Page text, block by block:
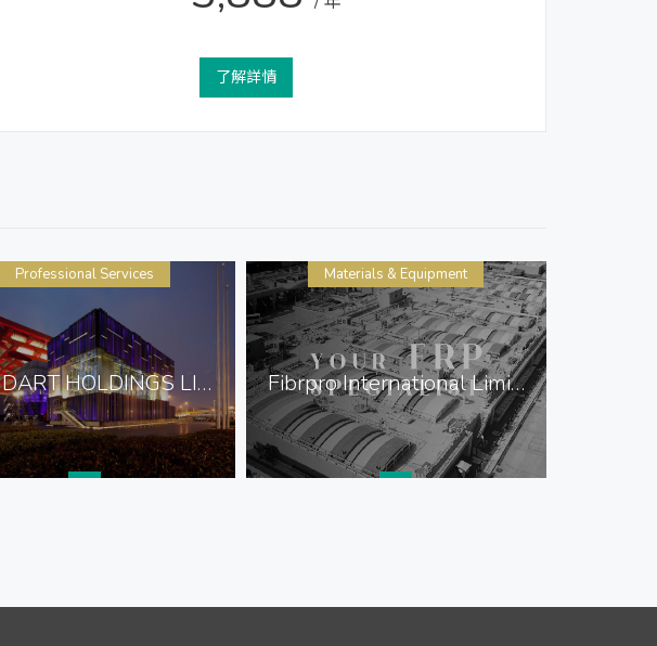
了解詳情
SUNDART HOLDINGS LIMITED
Professional Services
Fibrpro International Limited
Materials & Equipment